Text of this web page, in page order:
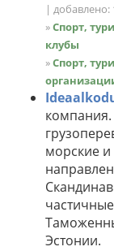
| добавлено:
»Спорт,
клубы
»Спорт,
морские и
Эстонии.